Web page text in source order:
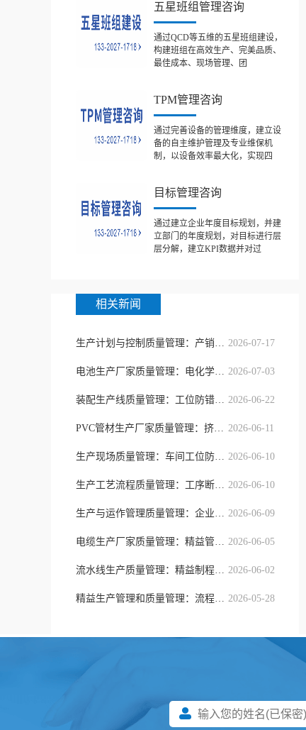
五星班组管理咨询
通过QCD等五维的五星班组建设，
构建班组在高效生产、完美品质、
最佳成本、现场管理、团
TPM管理咨询
通过完善设备的管理维度，建立设
备的自主维护管理及专业维保机
制，以设备效率最大化，实现四
目标管理咨询
通过建立企业年度目标规划，并建
立部门的年度规划，对目标进行层
层分解，建立KPI数据并对过
相关新闻
生产计划与控制质量管理：产销协同精 2026-07-17
电池生产厂家质量管理：电化学一致性 2026-07-03
装配生产线质量管理：工位防错与节拍 2026-06-22
PVC管材生产厂家质量管理：挤出制程 2026-06-11
生产现场质量管理：车间工位防错与精 2026-06-10
生产工艺流程质量管理：工序断点防控 2026-06-10
生产与运作管理质量管理：企业全域流 2026-06-09
电缆生产厂家质量管理：精益管控模式 2026-06-05
流水线生产质量管理：精益制程、工序 2026-06-02
精益生产管理和质量管理：流程提质与 2026-05-28